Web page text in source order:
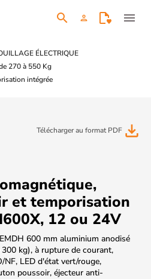
search person menu
ÉLECTRIQUE
270 à 550 Kg
intégrée
Télécharger au format PDF file_download
et temporisation
12 ou 24V
600 mm aluminium anodisé
kg), à rupture de courant,
NF, LED d'état vert/rouge,
poussoir, éjecteur anti-